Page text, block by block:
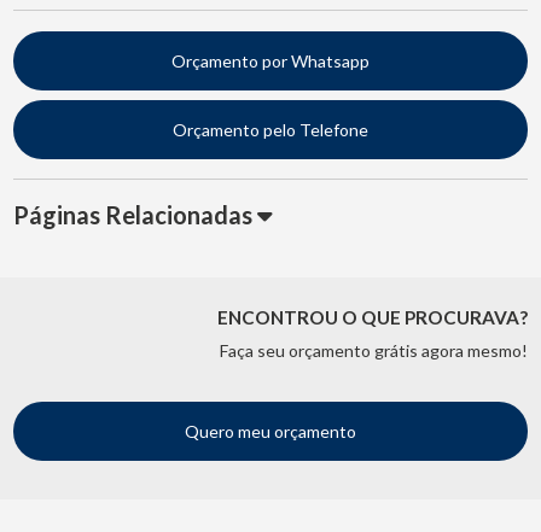
Orçamento por Whatsapp
Orçamento pelo Telefone
Páginas Relacionadas
ENCONTROU O QUE PROCURAVA?
Faça seu orçamento grátis agora mesmo!
Quero meu orçamento